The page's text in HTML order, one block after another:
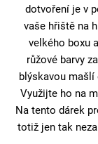
dotvoření je v
vaše hřiště na
velkého boxu
růžové barvy
blýskavou mašlí
Využijte ho na
Na tento dárek
totiž jen tak